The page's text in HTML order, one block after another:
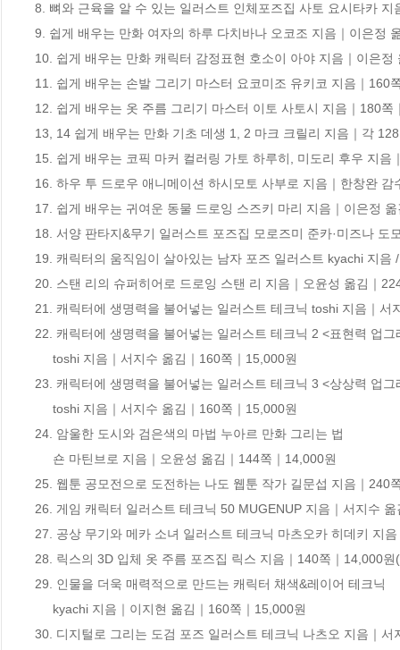
8. 뼈와 근육을 알 수 있는 일러스트 인체포즈집 사토 요시타카
9. 쉽게 배우는 만화 여자의 하루 다치바나 오코조 지음｜이은정
10. 쉽게 배우는 만화 캐릭터 감정표현 호소이 아야 지음｜이은
11. 쉽게 배우는 손발 그리기 마스터 요코미조 유키코 지음｜160
12. 쉽게 배우는 옷 주름 그리기 마스터 이토 사토시 지음｜180쪽
13, 14 쉽게 배우는 만화 기초 데생 1, 2 마크 크릴리 지음｜각
15. 쉽게 배우는 코픽 마커 컬러링 가토 하루히, 미도리 후우 지음
16. 하우 투 드로우 애니메이션 하시모토 사부로 지음｜한창완 감
17. 쉽게 배우는 귀여운 동물 드로잉 스즈키 마리 지음｜이은정
18. 서양 판타지&무기 일러스트 포즈집 모로즈미 준카·미즈나
19. 캐릭터의 움직임이 살아있는 남자 포즈 일러스트 kyachi 지음
20. 스탠 리의 슈퍼히어로 드로잉 스탠 리 지음｜오윤성 옮김｜
21. 캐릭터에 생명력을 불어넣는 일러스트 테크닉 toshi 지음｜서
22. 캐릭터에 생명력을 불어넣는 일러스트 테크닉 2 <표현력 업
23. 캐릭터에 생명력을 불어넣는 일러스트 테크닉 3 <상상력 업
24. 암울한 도시와 검은색의 마법 누아르 만화 그리는 법
25. 웹툰 공모전으로 도전하는 나도 웹툰 작가 길문섭 지음｜240
26. 게임 캐릭터 일러스트 테크닉 50 MUGENUP 지음｜서지수
27. 공상 무기와 메카 소녀 일러스트 테크닉 마츠오카 히데키 지
28. 릭스의 3D 입체 옷 주름 포즈집 릭스 지음｜140쪽｜14,000원
29. 인물을 더욱 매력적으로 만드는 캐릭터 채색&레이어 테크닉
30. 디지털로 그리는 도검 포즈 일러스트 테크닉 나츠오 지음｜